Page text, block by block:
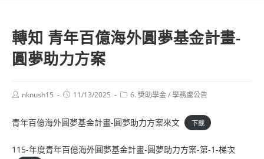
轉知 青年百億海外圓夢基金計畫-
圓夢助力方案
Postnknush15
Post11/13/2025
Post6. 獎助學金/學務處公告
青年百億海外圓夢基金計畫-圓夢助力方案來文 下載
115-年度青年百億海外圓夢基金計畫-圓夢助力方案-第-1-梯次